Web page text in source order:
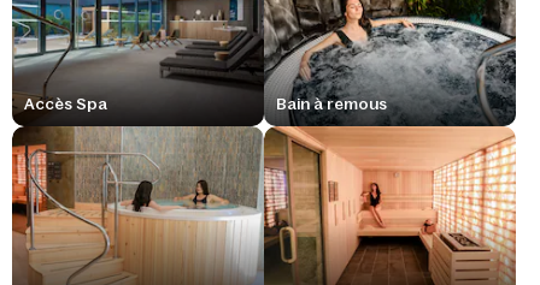
Accès Spa Bain à remous